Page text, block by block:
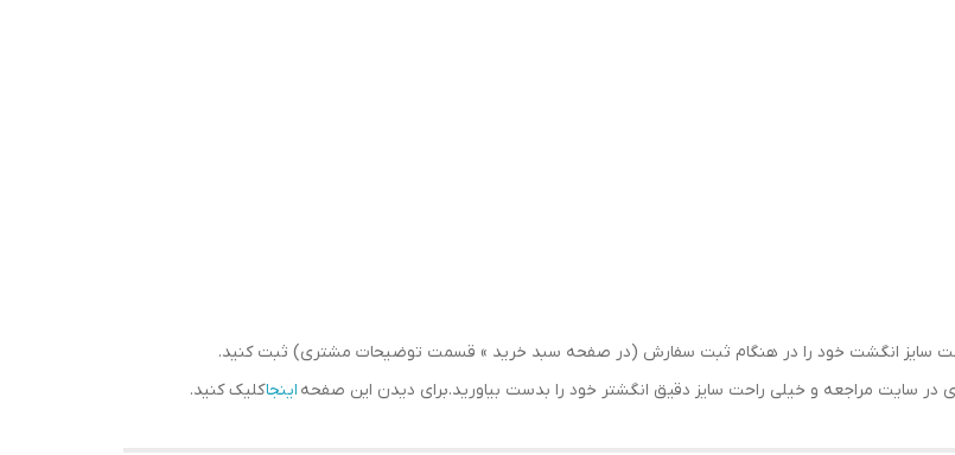
سایز انگشت خود را در هنگام ثبت سفارش (در صفحه سبد خرید » قسمت توضیحات مشتری) ثبت کنید.
در سایت مراجعه و خیلی راحت سایز دقیق انگشتر خود را بدست بیاورید.برای دیدن این صفحه اینجاکلیک کنید.